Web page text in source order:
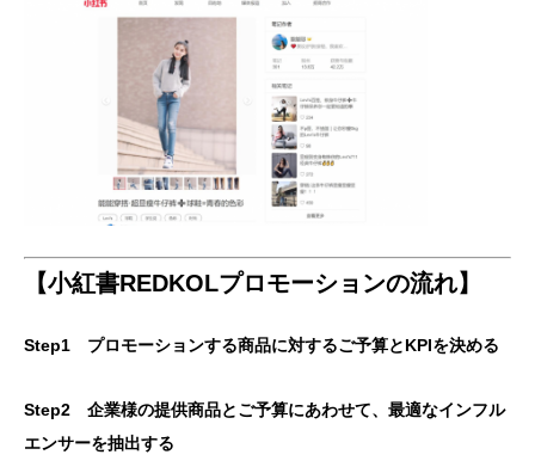
【小紅書REDKOLプロモーションの流れ】
Step1 プロモーションする商品に対するご予算とKPIを決める
Step2 企業様の提供商品とご予算にあわせて、最適なインフル
エンサーを抽出する